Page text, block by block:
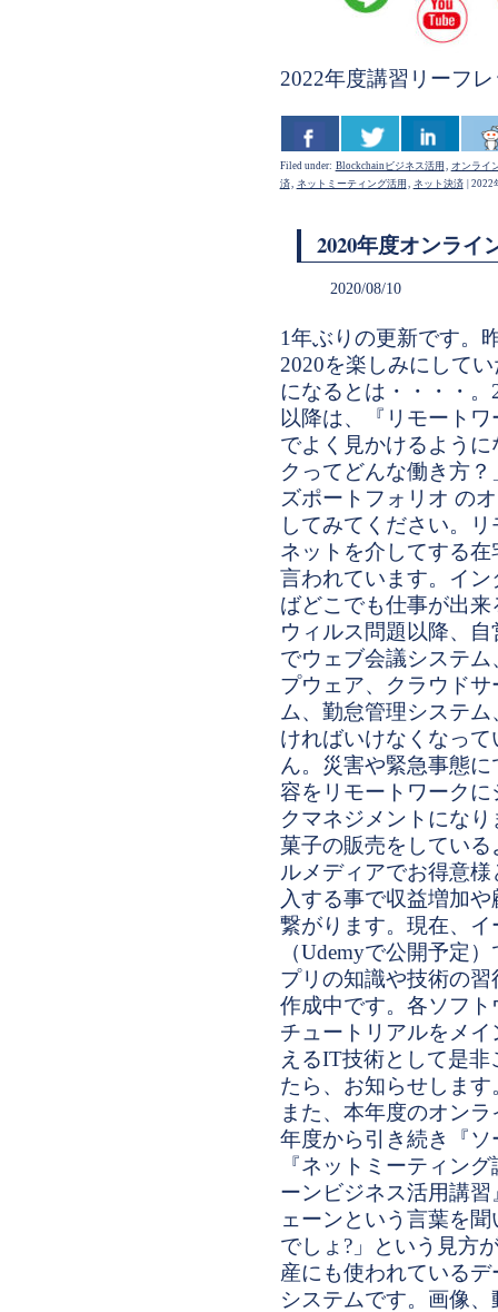
2022年度講習リーフ
Filed under: Blockchainビジネス活用 , オンライ
済, ネットミーティング活用 , ネット決済 2022
2020年度オンライ
2020/08/10
1年ぶりの更新です。
2020を楽しみにして
になるとは・・・・
以降は、『リモート
でよく見かけるよう
クってどんな働き方
ズポートフォリオ の
してみてください。
ネットを介してする
言われています。イ
ばどこでも仕事が出
ウィルス問題以降、
でウェブ会議システ
プウェア、クラウド
ム、勤怠管理システ
ければいけなくなっ
ん。災害や緊急事態
容をリモートワーク
クマネジメントにな
菓子の販売をしてい
ルメディアでお得意
入する事で収益増加
繋がります。現在、
（Udemyで公開予定
プリの知識や技術の
作成中です。各ソフ
チュートリアルをメ
えるIT技術として是
たら、お知らせします
また、本年度のオン
年度から引き続き『
『ネットミーティン
ーンビジネス活用講
ェーンという言葉を
でしょ?」という見方
産にも使われている
システムです。画像